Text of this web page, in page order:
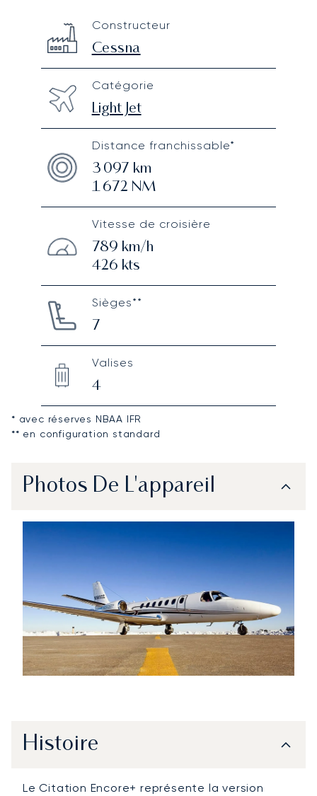
Technical specifications
Constructeur
Cessna
Catégorie
Light Jet
Distance franchissable*
3 097 km
1 672 NM
Vitesse de croisière
789 km/h
426 kts
Sièges**
7
Valises
4
* avec réserves NBAA IFR
** en configuration standard
Photos De L'appareil
Histoire
Le Citation Encore+ représente la version